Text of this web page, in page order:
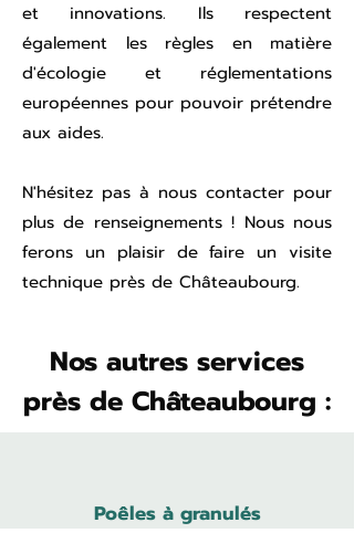
et innovations. Ils respectent
également les règles en matière
d'écologie et réglementations
européennes pour pouvoir prétendre
aux aides.
N'hésitez pas à nous contacter pour
plus de renseignements ! Nous nous
ferons un plaisir de faire un visite
technique près de Châteaubourg.
Nos autres services
près de Châteaubourg :
Poêles à granulés